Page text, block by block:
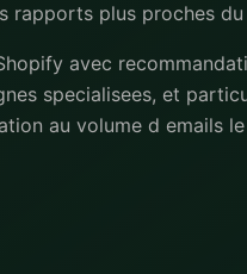
rapports plus proches du
avec
specialisees, et
au volume d emails